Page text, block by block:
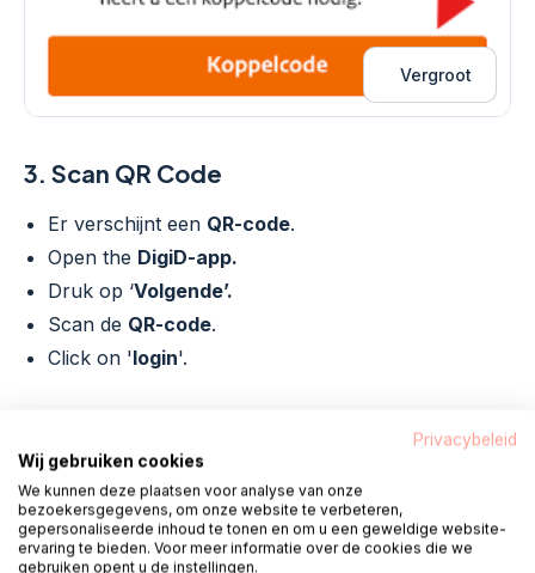
Vergroot
3. Scan QR Code
Er verschijnt een QR-code.
Open the DigiD-app.
Druk op ‘Volgende’.
Scan de QR-code.
Click on 'login'.
Camera toestemming
De eerste keer is somstoestemmingnodig.
Privacybeleid
Wij gebruiken cookies
We kunnen deze plaatsen voor analyse van onze
bezoekersgegevens, om onze website te verbeteren,
gepersonaliseerde inhoud te tonen en om u een geweldige website-
ervaring te bieden. Voor meer informatie over de cookies die we
gebruiken opent u de instellingen.